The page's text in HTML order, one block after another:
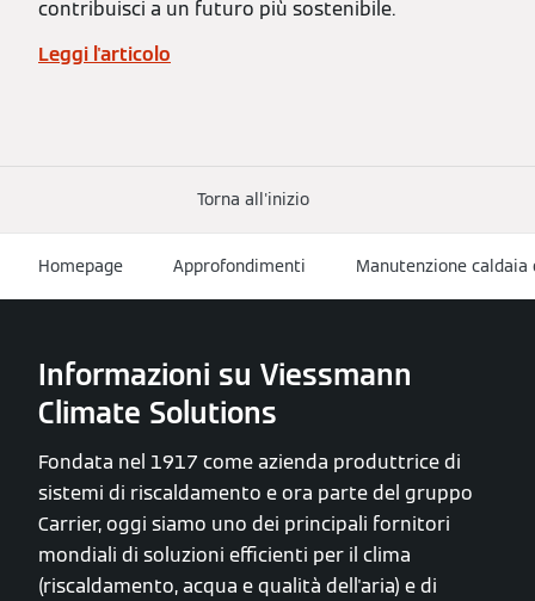
contribuisci a un futuro più sostenibile.
Leggi l'articolo
Torna all'inizio
Homepage Approfondimenti Manutenzione caldaia
Informazioni su Viessmann
Climate Solutions
Fondata nel 1917 come azienda produttrice di
sistemi di riscaldamento e ora parte del gruppo
Carrier, oggi siamo uno dei principali fornitori
mondiali di soluzioni efficienti per il clima
(riscaldamento, acqua e qualità dell'aria) e di